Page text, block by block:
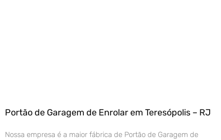
Portão de Garagem de Enrolar em Teresópolis – RJ
Nossa empresa é a maior fábrica de Portão de Garagem de